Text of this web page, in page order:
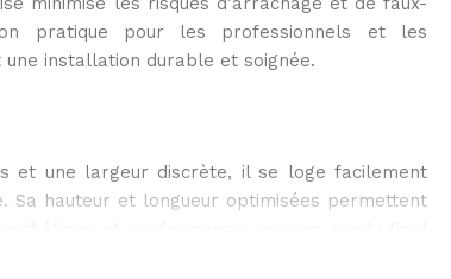
pratique pour les professionnels et les
installation durable et soignée.
et une largeur discrète, il se loge facilement
Sa hauteur et longueur optimisées permettent
et performance pour un rendu final